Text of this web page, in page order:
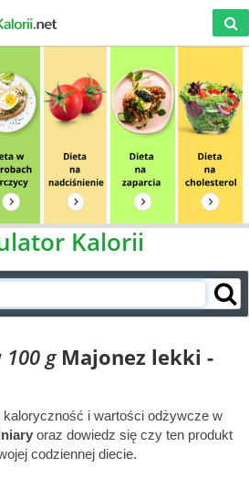
Kalorii
100 g Majonez lekki -
i wartości odżywcze w
oraz dowiedz się czy ten produkt
codziennej diecie.